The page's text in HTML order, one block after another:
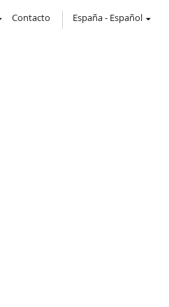
Contacto España- Español